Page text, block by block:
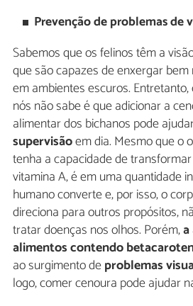
Prevenção de problemas de
Sabemos que os felinos têm a
que são capazes de enxergar
em ambientes escuros.
nós não sabe é que adicionar a
alimentar dos bichanos pode
supervisãoem dia. Mesmo que o
tenha a capacidade de
vitamina A, é em uma quantidade
humano converte e, por isso, o
direciona para outros propósitos,
tratar doenças nos olhos. Porém,
alimentos contendo
ao surgimento deproblemas
logo, comer cenoura pode ajudar